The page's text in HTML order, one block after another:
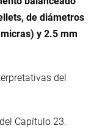
de diámetros
y 2.5 mm
del
Capítulo 23.